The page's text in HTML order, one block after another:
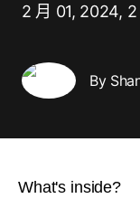
2 月 01, 2024,
By
What's inside?